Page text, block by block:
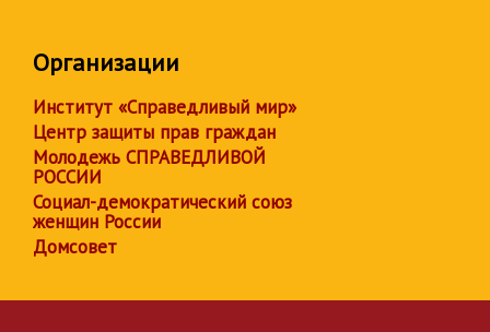
Организации
Институт «Справедливый мир»
Центр защиты прав граждан
Молодежь СПРАВЕДЛИВОЙ
РОССИИ
Социал-демократический союз
женщин России
Домсовет